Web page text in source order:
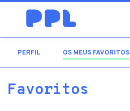
PERFIL OS MEUS FAVORITOS
Favoritos